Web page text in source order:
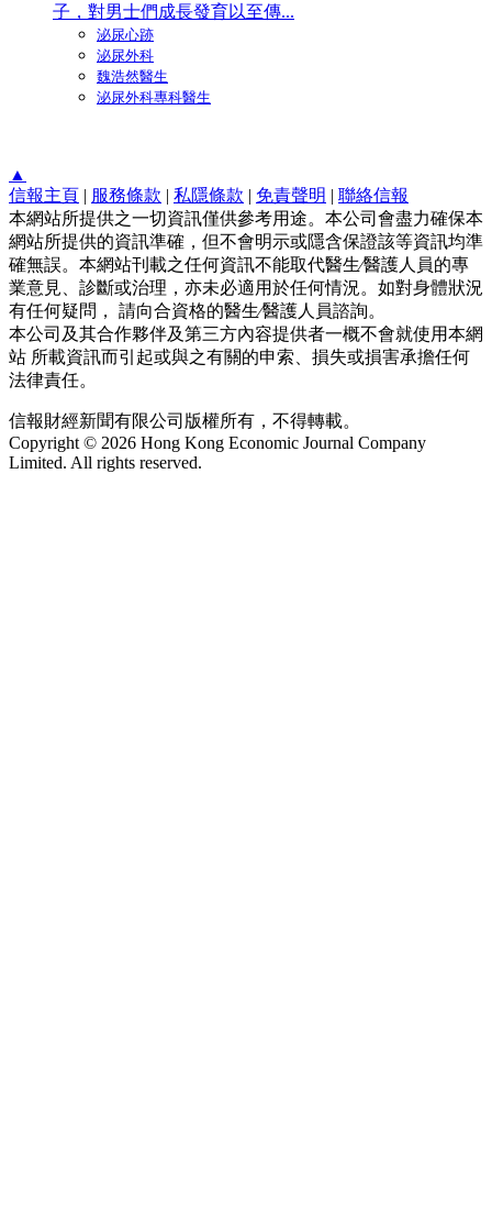
子，對男士們成長發育以至傳...
泌尿心跡
泌尿外科
魏浩然醫生
泌尿外科專科醫生
▲
信報主頁 | 服務條款 | 私隱條款 | 免責聲明 | 聯絡信報
本網站所提供之一切資訊僅供參考用途。本公司會盡力確保本
網站所提供的資訊準確，但不會明示或隱含保證該等資訊均準
確無誤。本網站刊載之任何資訊不能取代醫生∕醫護人員的專
業意見、診斷或治理，亦未必適用於任何情況。如對身體狀況
有任何疑問， 請向合資格的醫生∕醫護人員諮詢。
本公司及其合作夥伴及第三方內容提供者一概不會就使用本網
站 所載資訊而引起或與之有關的申索、損失或損害承擔任何
法律責任。
信報財經新聞有限公司版權所有，不得轉載。
Copyright © 2026 Hong Kong Economic Journal Company
Limited. All rights reserved.